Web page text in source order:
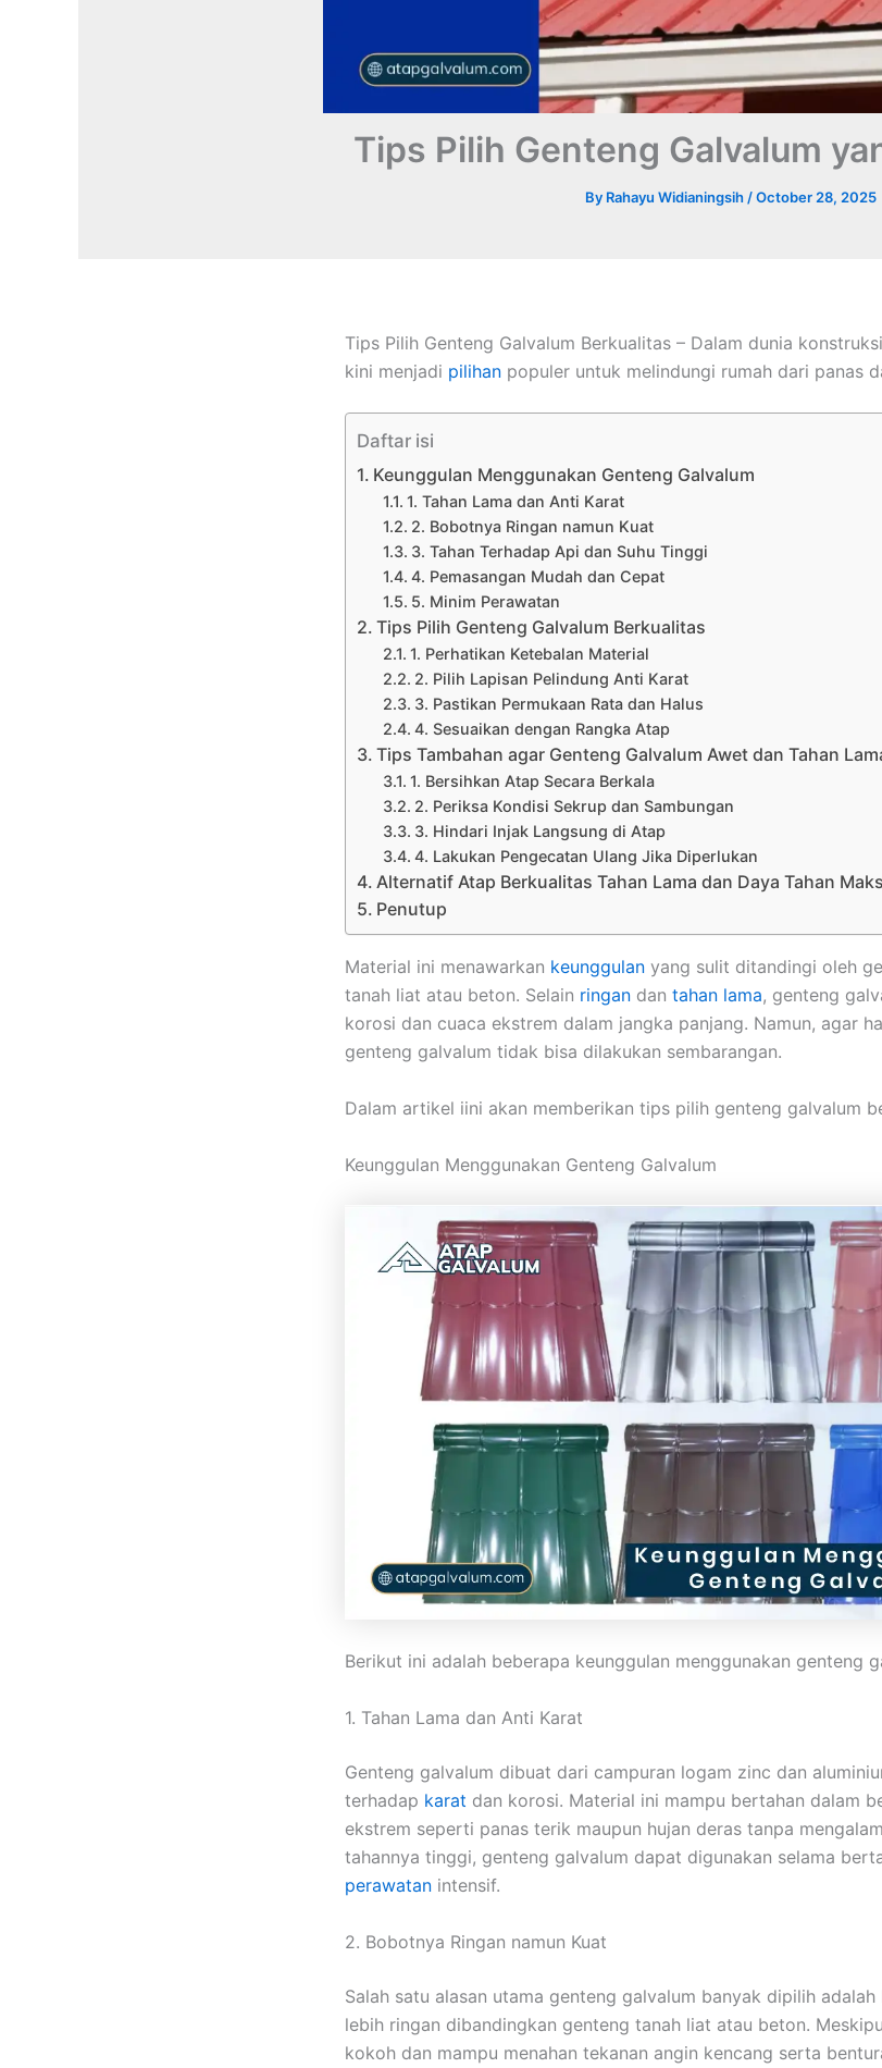
Tips Pilih Genteng Galvalum
By Rahayu Widianingsih /October 28, 2025
Tips Pilih Genteng Galvalum Berkualitas – Dalam dunia konstruksi
kini menjadi pilihan populer untuk melindungi rumah dari panas
Daftar isi
Keunggulan Menggunakan Genteng Galvalum
1. Tahan Lama dan Anti Karat
2. Bobotnya Ringan namun Kuat
3. Tahan Terhadap Api dan Suhu Tinggi
4. Pemasangan Mudah dan Cepat
5. Minim Perawatan
Tips Pilih Genteng Galvalum Berkualitas
1. Perhatikan Ketebalan Material
2. Pilih Lapisan Pelindung Anti Karat
3. Pastikan Permukaan Rata dan Halus
4. Sesuaikan dengan Rangka Atap
Tips Tambahan agar Genteng Galvalum Awet dan Tahan
1. Bersihkan Atap Secara Berkala
2. Periksa Kondisi Sekrup dan Sambungan
3. Hindari Injak Langsung di Atap
4. Lakukan Pengecatan Ulang Jika Diperlukan
Alternatif Atap Berkualitas Tahan Lama dan Daya Tahan
Penutup
Material ini menawarkan keunggulan yang sulit ditandingi oleh
tanah liat atau beton. Selain ringan dan tahan lama, genteng
korosi dan cuaca ekstrem dalam jangka panjang. Namun, agar
genteng galvalum tidak bisa dilakukan sembarangan.
Dalam artikel iini akan memberikan tips pilih genteng galvalum
Keunggulan Menggunakan Genteng Galvalum
Berikut ini adalah beberapa keunggulan menggunakan genteng
1. Tahan Lama dan Anti Karat
Genteng galvalum dibuat dari campuran logam zinc dan
terhadap karat dan korosi. Material ini mampu bertahan dalam
ekstrem seperti panas terik maupun hujan deras tanpa
tahannya tinggi, genteng galvalum dapat digunakan selama
perawatan intensif.
2. Bobotnya Ringan namun Kuat
Salah satu alasan utama genteng galvalum banyak dipilih
lebih ringan dibandingkan genteng tanah liat atau beton.
kokoh dan mampu menahan tekanan angin kencang serta